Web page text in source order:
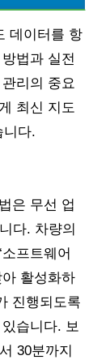
데이터를 항
법과 실전
리의 중요
최신 지도
니다.
은 무선 업
다. 차량의
프트웨어
아 활성화하
진행되도록
습니다. 보
30분까지